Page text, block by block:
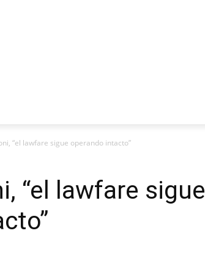
“el lawfare sigue operando intacto”
“el lawfare sigue